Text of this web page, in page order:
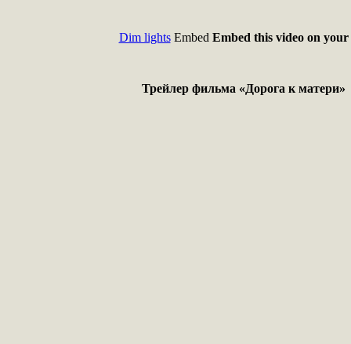
Dim lightsEmbed Embed this video on your
Трейлер фильма «Дорога к матери»